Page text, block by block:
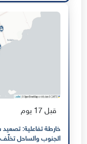
قبل 17 يوم
خارطة تفاعلية:
الجنوب والساحل تخلّف 43 قتيلا